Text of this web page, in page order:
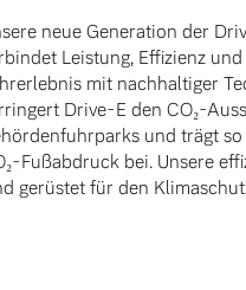
neue Generation der
Leistung, Effizienz
mit nachhaltiger
Drive-E den CO₂-
und trägt
Fußabdruck bei. Unsere
gerüstet für den